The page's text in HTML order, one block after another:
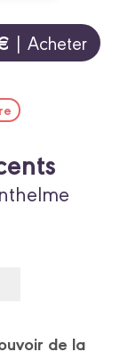
| Acheter
de la